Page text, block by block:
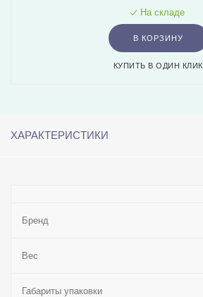
На складе
В КОРЗИНУ
КУПИТЬ В ОДИН КЛИК
ХАРАКТЕРИСТИКИ
Бренд
Вес
Габариты упаковки